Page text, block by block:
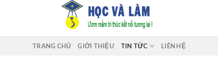
TRANG CHỦ GIỚI THIỆU TIN TỨC LIÊN HỆ